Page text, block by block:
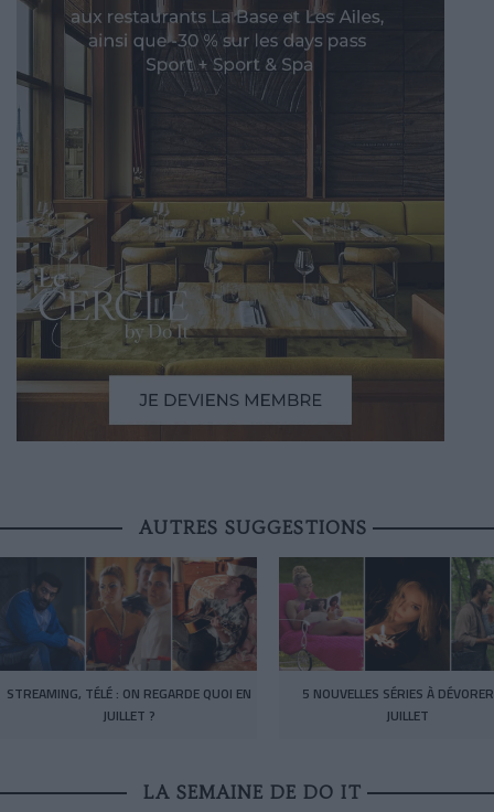
AUTRES SUGGESTIONS
STREAMING, TÉLÉ : ON REGARDE QUOI EN
JUILLET ?
5 NOUVELLES SÉRIES À
JUILLET
LA SEMAINE DE DO IT